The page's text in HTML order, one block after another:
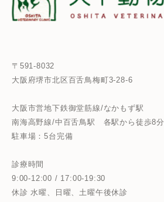
〒591-8032
大阪府堺市北区百舌鳥梅町3-28-6
大阪市営地下鉄御堂筋線/なかもず駅
南海高野線/中百舌鳥駅 各駅から徒歩8分
駐車場：5台完備
診療時間
9:00-12:00 / 17:00-19:30
休診 水曜、日曜、土曜午後休診